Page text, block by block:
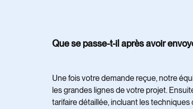
Que se passe-t-il après avoir
Une fois votre demande reçue, notre
les grandes lignes de votre projet.
tarifaire détaillée, incluant les